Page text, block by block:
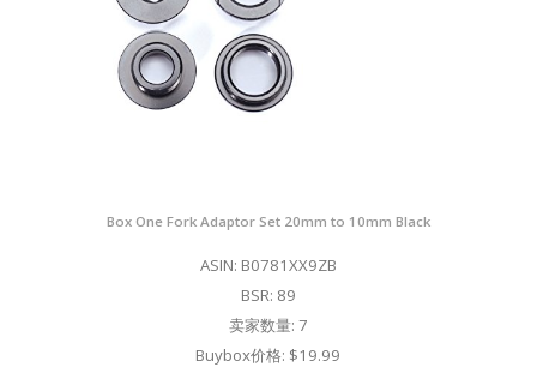
Box One Fork Adaptor Set 20mm to 10mm Black
ASIN: B0781XX9ZB
BSR: 89
卖家数量: 7
Buybox价格: $19.99